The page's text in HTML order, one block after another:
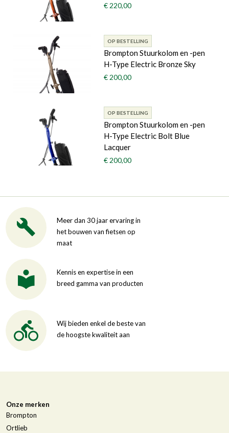
€ 220,00
OP BESTELLING
Brompton Stuurkolom en -pen
H-Type Electric Bronze Sky
€ 200,00
OP BESTELLING
Brompton Stuurkolom en -pen
H-Type Electric Bolt Blue
Lacquer
€ 200,00
Meer dan 30 jaar ervaring in
het bouwen van fietsen op
maat
Kennis en expertise in een
breed gamma van producten
Wij bieden enkel de beste van
de hoogste kwaliteit aan
Onze merken
Brompton
Ortlieb